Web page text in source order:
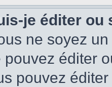
je éditer
ne soyez
pouvez éditer
pouvez